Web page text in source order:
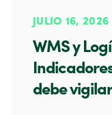
JULIO 16, 2026
WMS y
debe vigilar